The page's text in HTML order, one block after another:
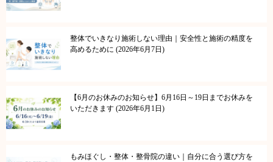
整体でいきなり施術しない理由｜安全性と施術の精度を
高めるために 2026年6月7日
【6月のお休みのお知らせ】6月16日～19日までお休みを
いただきます 2026年6月1日
もみほぐし・整体・整骨院の違い｜自分に合う選び方を